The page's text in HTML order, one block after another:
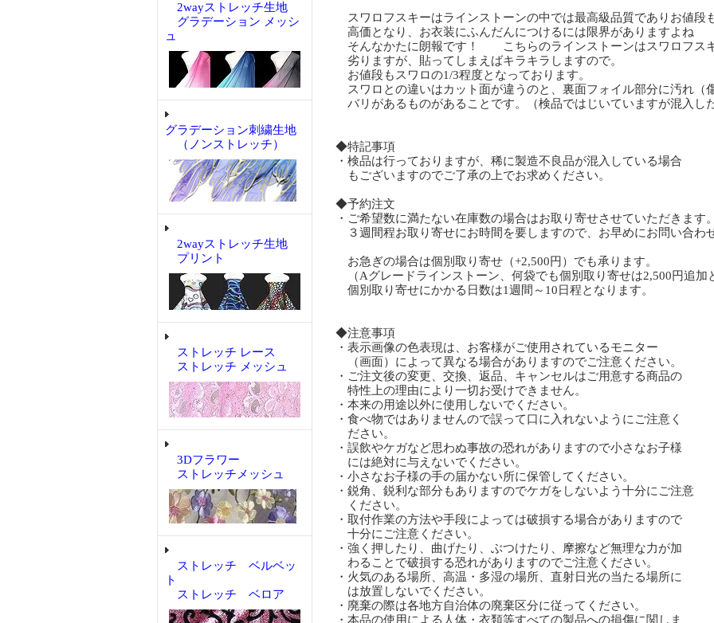
2wayストレッチ生地
グラデーション メッシ
ュ
グラデーション刺繍生地
（ノンストレッチ）
2wayストレッチ生地
プリント
ストレッチ レース
ストレッチ メッシュ
3Dフラワー
ストレッチメッシュ
ストレッチ ベルベッ
ト
ストレッチ ベロア
スワロフスキーはラインストーンの中では最高級品質でありお値段
高価となり、お衣装にふんだんにつけるには限界がありますよね
そんなかたに朗報です！ こちらのラインストーンはスワロフス
劣りますが、貼ってしまえばキラキラしますので。
お値段もスワロの1/3程度となっております。
スワロとの違いはカット面が違うのと、裏面フォイル部分に汚れ（
バリがあるものがあることです。（検品ではじいていますが混入し
◆特記事項
・検品は行っておりますが、稀に製造不良品が混入している場合
もございますのでご了承の上でお求めください。
◆予約注文
・ご希望数に満たない在庫数の場合はお取り寄せさせていただきます
３週間程お取り寄せにお時間を要しますので、お早めにお問い合わ
お急ぎの場合は個別取り寄せ（+2,500円）でも承ります。
（Aグレードラインストーン、何袋でも個別取り寄せは2,500円追加
個別取り寄せにかかる日数は1週間～10日程となります。
◆注意事項
・表示画像の色表現は、お客様がご使用されているモニター
（画面）によって異なる場合がありますのでご注意ください。
・ご注文後の変更、交換、返品、キャンセルはご用意する商品の
特性上の理由により一切お受けできません。
・本来の用途以外に使用しないでください。
・食べ物ではありませんので誤って口に入れないようにご注意く
ださい。
・誤飲やケガなど思わぬ事故の恐れがありますので小さなお子様
には絶対に与えないでください。
・小さなお子様の手の届かない所に保管してください。
・鋭角、鋭利な部分もありますのでケガをしないよう十分にご注意
ください。
・取付作業の方法や手段によっては破損する場合がありますので
十分にご注意ください。
・強く押したり、曲げたり、ぶつけたり、摩擦など無理な力が加
わることで破損する恐れがありますのでご注意ください。
・火気のある場所、高温・多湿の場所、直射日光の当たる場所に
は放置しないでください。
・廃棄の際は各地方自治体の廃棄区分に従ってください。
・本品の使用による人体・衣類等すべての製品への損傷に関しま